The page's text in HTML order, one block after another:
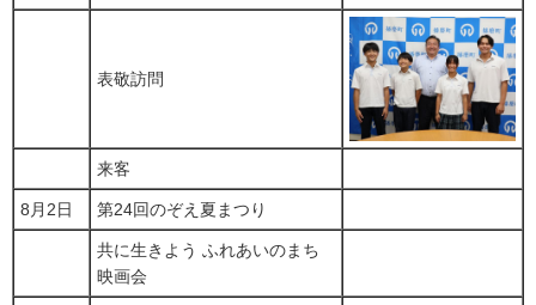
表敬訪問
来客
8月2日 第24回のぞえ夏まつり
共に生きよう ふれあいのまち
映画会